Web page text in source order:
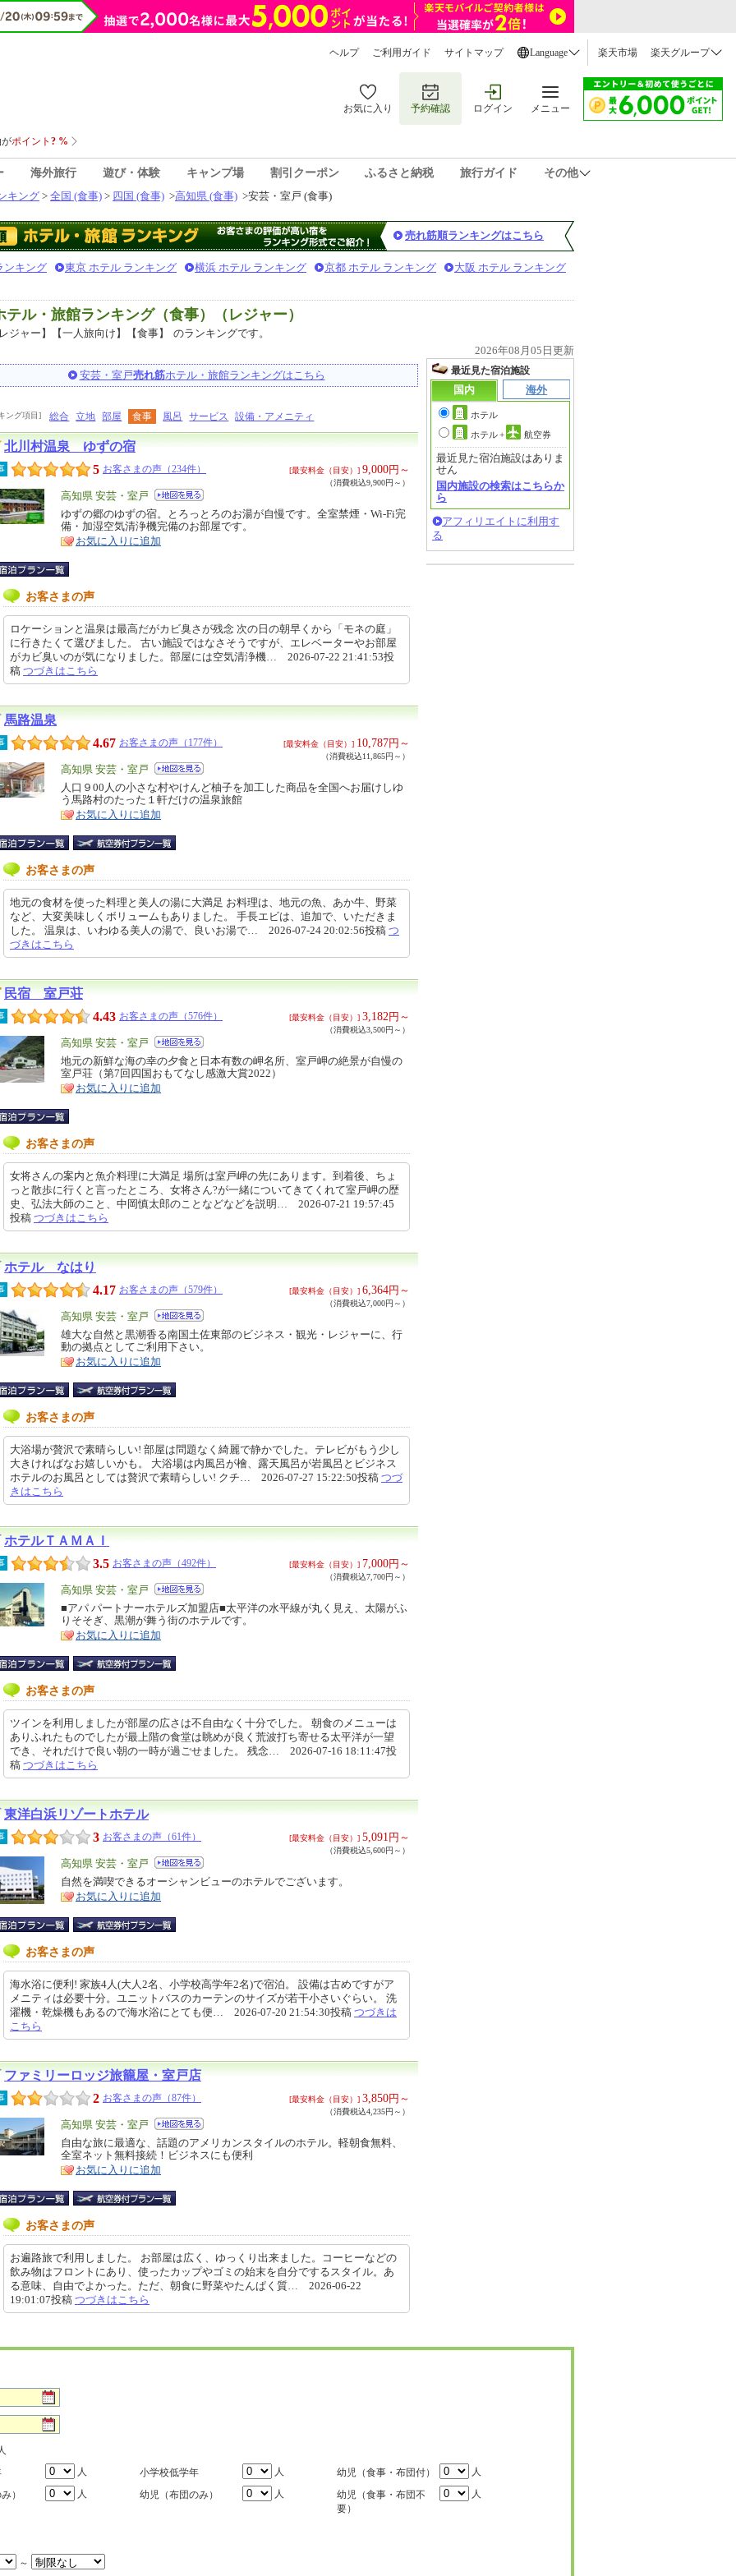
ヘルプ ご利用ガイド サイトマップ Language 楽天市場 楽天グループ
お気に入り 予約確認 ログイン メニュー
海外旅行 遊び・体験 キャンプ場 割引クーポン ふるさと納税 旅行ガイド
その他
キング > 全国 (食事) > 四国 (食事) >高知県 (食事) >安芸・室戸 (食事)
売れ筋順ランキングはこちら
ンキング 東京 ホテル ランキング 横浜 ホテル ランキング 京都 ホテル ランキング 大阪 ホテル ランキング
ル・旅館ランキング（食事）（レジャー）
ジャー】【一人旅向け】【食事】
のランキングです。
2026年08月05日更新
安芸・室戸売れ筋ホテル・旅館ランキングはこちら
ング項目] 総合 立地 部屋 食事 風呂 サービス 設備・アメニティ
北川村温泉 ゆずの宿
5 お客さまの声（234件） [最安料金（目安）] 9,000円～
（消費税込9,900円～）
エ
リ
ア
高知県 安芸・室戸
特
徴
ゆずの郷のゆずの宿。とろっとろのお湯が自慢です。全室禁煙・Wi-Fi完
備・加湿空気清浄機完備のお部屋です。
お気に入りに追加
お客さまの声
ロケーションと温泉は最高だがカビ臭さが残念 次の日の朝早くから「モネの庭」
に行きたくて選びました。 古い施設ではなさそうですが、エレベーターやお部屋
がカビ臭いのが気になりました。部屋には空気清浄機… 2026-07-22 21:41:53投
稿 つづきはこちら
馬路温泉
4.67 お客さまの声（177件） [最安料金（目安）] 10,787円～
（消費税込11,865円～）
エ
リ
ア
高知県 安芸・室戸
特
徴
人口９00人の小さな村やけんど柚子を加工した商品を全国へお届けしゆ
う馬路村のたった１軒だけの温泉旅館
お気に入りに追加
お客さまの声
地元の食材を使った料理と美人の湯に大満足 お料理は、地元の魚、あか牛、野菜
など、大変美味しくボリュームもありました。 手長エビは、追加で、いただきま
した。 温泉は、いわゆる美人の湯で、良いお湯で… 2026-07-24 20:02:56投稿 つ
づきはこちら
民宿 室戸荘
4.43 お客さまの声（576件） [最安料金（目安）] 3,182 円～
（消費税込3,500円～）
エ
リ
ア
高知県 安芸・室戸
特
徴
地元の新鮮な海の幸の夕食と日本有数の岬名所、室戸岬の絶景が自慢の
室戸荘（第7回四国おもてなし感激大賞2022）
お気に入りに追加
お客さまの声
女将さんの案内と魚介料理に大満足 場所は室戸岬の先にあります。到着後、ちょ
っと散歩に行くと言ったところ、女将さん?が一緒についてきてくれて室戸岬の歴
史、弘法大師のこと、中岡慎太郎のことなどなどを説明… 2026-07-21 19:57:45
投稿 つづきはこちら
ホテル なはり
4.17 お客さまの声（579件） [最安料金（目安）] 6,364円～
（消費税込7,000円～）
エ
リ
ア
高知県 安芸・室戸
特
徴
雄大な自然と黒潮香る南国土佐東部のビジネス・観光・レジャーに、行
動の拠点としてご利用下さい。
お気に入りに追加
お客さまの声
大浴場が贅沢で素晴らしい! 部屋は問題なく綺麗で静かでした。テレビがもう少し
大きければなお嬉しいかも。 大浴場は内風呂が檜、露天風呂が岩風呂とビジネス
ホテルのお風呂としては贅沢で素晴らしい! クチ… 2026-07-27 15:22:50投稿 つづ
きはこちら
ホテルＴＡＭＡＩ
3.5 お客さまの声（492件） [最安料金（目安）] 7,000円～
（消費税込7,700円～）
エ
リ
ア
高知県 安芸・室戸
特
徴
■アパ パートナーホテルズ加盟店■太平洋の水平線が丸く見え、太陽がふ
りそそぎ、黒潮が舞う街のホテルです。
お気に入りに追加
お客さまの声
ツインを利用しましたが部屋の広さは不自由なく十分でした。 朝食のメニューは
ありふれたものでしたが最上階の食堂は眺めが良く荒波打ち寄せる太平洋が一望
でき、それだけで良い朝の一時が過ごせました。 残念… 2026-07-16 18:11:47投
稿 つづきはこちら
東洋白浜リゾートホテル
3 お客さまの声（61件） [最安料金（目安）] 5,091 円～
（消費税込5,600円～）
エ
リ
ア
高知県 安芸・室戸
特
徴
自然を満喫できるオーシャンビューのホテルでございます。
お気に入りに追加
お客さまの声
海水浴に便利! 家族4人(大人2名、小学校高学年2名)で宿泊。 設備は古めですがア
メニティは必要十分。ユニットバスのカーテンのサイズが若干小さいぐらい。 洗
濯機・乾燥機もあるので海水浴にとても便… 2026-07-20 21:54:30投稿 つづきは
こちら
ファミリーロッジ旅籠屋・室戸店
2 お客さまの声（87件） [最安料金（目安）] 3,850円～
（消費税込4,235円～）
エ
リ
ア
高知県 安芸・室戸
特
徴
自由な旅に最適な、話題のアメリカンスタイルのホテル。軽朝食無料、
全室ネット無料接続！ビジネスにも便利
お気に入りに追加
お客さまの声
お遍路旅で利用しました。 お部屋は広く、ゆっくり出来ました。コーヒーなどの
飲み物はフロントにあり、使ったカップやゴミの始末を自分でするスタイル。あ
る意味、自由でよかった。ただ、朝食に野菜やたんぱく質… 2026-06-22
19:01:07投稿 つづきはこちら
最近見た宿泊施設
国内
海外
ホテル
ホテル+ 航空券
最近見た宿泊施設はありま
せん
国内施設の検索はこちらか
ら
アフィリエイトに利用す
る
人 小学校低学年 人 幼児（食事・布団付）
人
）
人 幼児（布団のみ） 人
幼児（食事・布団不
要）
人
～